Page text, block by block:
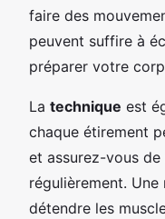
faire des
peuvent suffire à
préparer votre
La technique est
chaque étirement
et assurez-vous
régulièrement.
détendre les